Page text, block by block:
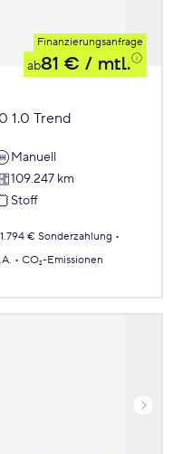
Finanzierungsanfrage
ab81 € / mtl.
1.0 Trend
Manuell
109.247 km
Stoff
1.794 € Sonderzahlung
CO₂-Emissionen